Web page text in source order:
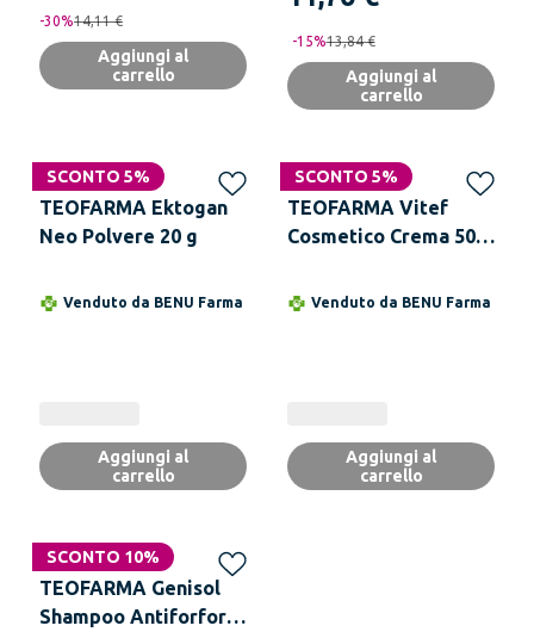
-30%14,11 €
Aggiungi al
carrello
-15%13,84 €
Aggiungi al
carrello
SCONTO 5%
TEOFARMA Ektogan
Neo Polvere 20 g
Venduto da BENU Farma
Aggiungi al
carrello
SCONTO 5%
TEOFARMA Vitef
Cosmetico Crema 50
Venduto da BENU Farma
Aggiungi al
carrello
SCONTO 10%
TEOFARMA Genisol
Shampoo Antiforfora